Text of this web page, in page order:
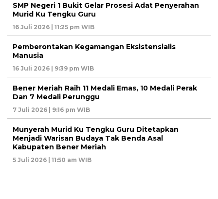
SMP Negeri 1 Bukit Gelar Prosesi Adat Penyerahan
Murid Ku Tengku Guru
16 Juli 2026 | 11:25 pm WIB
Pemberontakan Kegamangan Eksistensialis
Manusia
16 Juli 2026 | 9:39 pm WIB
Bener Meriah Raih 11 Medali Emas, 10 Medali Perak
Dan 7 Medali Perunggu
7 Juli 2026 | 9:16 pm WIB
Munyerah Murid Ku Tengku Guru Ditetapkan
Menjadi Warisan Budaya Tak Benda Asal
Kabupaten Bener Meriah
5 Juli 2026 | 11:50 am WIB